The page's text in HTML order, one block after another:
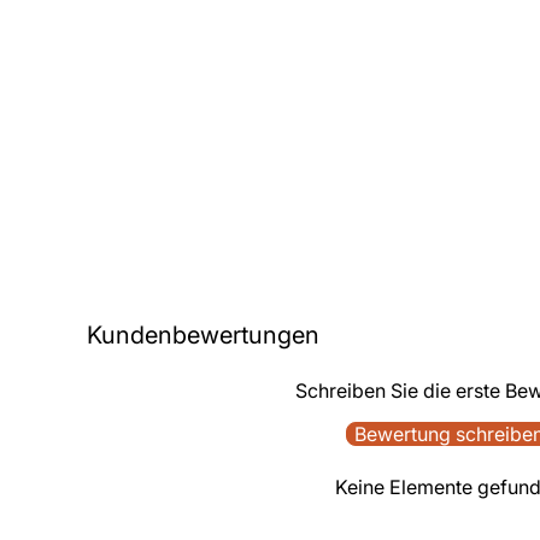
Kundenbewertungen
Schreiben Sie die erste
Bewertung
Keine Elemente